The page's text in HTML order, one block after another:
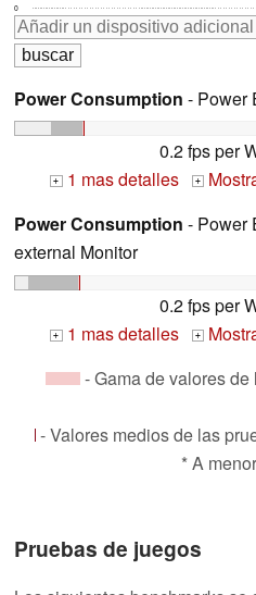
0
Power Consumption - Power
0.2 fps per
+ 1 mas detalles +
Power Consumption - Power
external Monitor
0.2 fps per
+ 1 mas detalles +
- Gama de valores
- Valores medios de las
* A
Pruebas de juegos